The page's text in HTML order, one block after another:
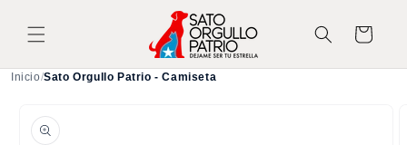
al contenido
Carrito
Inicio/Sato Orgullo Patrio - Camiseta
a la
información